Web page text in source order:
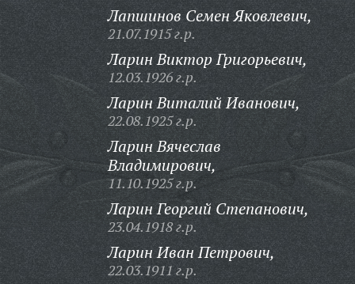
Лапшинов Семен Яковлевич,
21.07.1915 г.р.
Ларин Виктор Григорьевич,
12.03.1926 г.р.
Ларин Виталий Иванович,
22.08.1925 г.р.
Ларин Вячеслав
Владимирович,
11.10.1925 г.р.
Ларин Георгий Степанович,
23.04.1918 г.р.
Ларин Иван Петрович,
22.03.1911 г.р.